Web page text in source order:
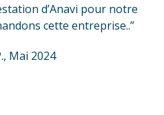
d’Anavi pour notre
cette entreprise..”
Mai 2024